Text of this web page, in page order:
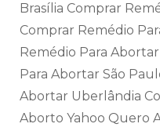
Brasília Comprar
Comprar Remédio
Remédio Para
Para Abortar São
Abortar Uberlândia
Aborto Yahoo Quero